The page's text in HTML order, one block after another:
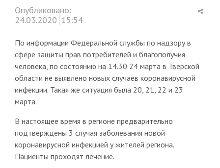
Опубликовано:
24.03.2020 15:54
По информации Федеральной службы по надзору в
сфере защиты прав потребителей и благополучия
человека, по состоянию на 14.30 24 марта в Тверской
области не выявлено новых случаев коронавирусной
инфекции. Такая же ситуация была 20, 21, 22 и 23
марта.
В настоящее время в регионе предварительно
подтверждены 3 случая заболевания новой
коронавирусной инфекцией у жителей региона.
Пациенты проходят лечение.